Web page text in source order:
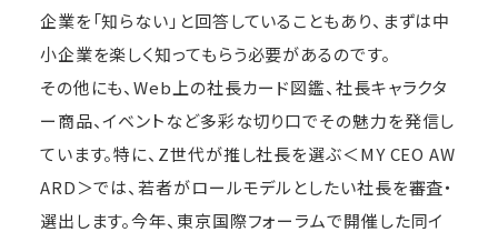
企業を「知らない」と回答していることもあり、まずは中
小企業を楽しく知ってもらう必要があるのです。
その他にも、Web上の社長カード図鑑、社長キャラクタ
ー商品、イベントなど多彩な切り口でその魅力を発信し
ています。特に、Z世代が推し社長を選ぶ＜MY CEO AW
ARD＞では、若者がロールモデルとしたい社長を審査・
選出します。今年、東京国際フォーラムで開催した同イ